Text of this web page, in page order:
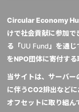
Circular Economy
けで社会貢献に参加
る「UU Fund」を通じ
をNPO団体に寄付する
当サイトは、サーバ
に伴うCO2排出などに
オフセットに取り組ん